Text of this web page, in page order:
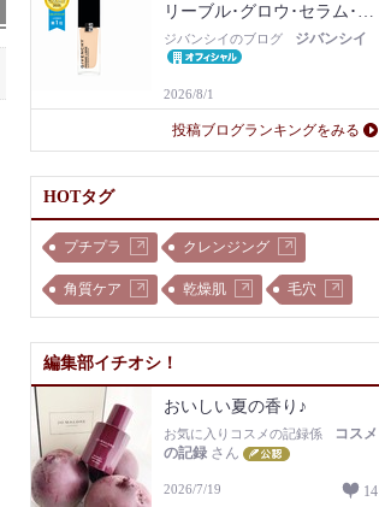
リーブル･グロウ･セラム･フ
ァンデーション」1N現品を
プレゼント！
ジバンシイのブログ ジバンシイ
2026/8/1
投稿ブログランキングをみる
HOTタグ
プチプラ クレンジング
角質ケア 乾燥肌 毛穴
編集部イチオシ！
おいしい夏の香り♪
お気に入りコスメの記録係
コスメ
の記録 さん
2026/7/19 14